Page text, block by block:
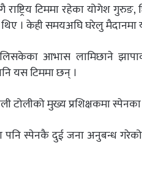
राष्ट्रिय टिममा रहेका योगेश
। केही समयअघि घरेलु
खेलिसकेका आभास लामिछाने
यस टिममा छन् ।
टोलीको मुख्य प्रशिक्षकमा
स्पेनकै दुई जना अनुबन्ध गरेको